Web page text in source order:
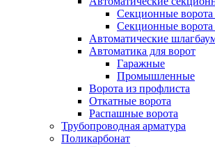
Секционные
Секционные
Автоматические
Автоматика для ворот
Гаражные
Промышленные
Ворота из профлиста
Откатные ворота
Распашные ворота
Трубопроводная арматура
Поликарбонат